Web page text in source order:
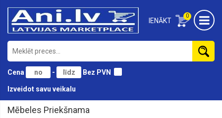
0
IENĀKT
Cena - Bez PVN
Izveidot savu veikalu
Mēbeles Priekšnama